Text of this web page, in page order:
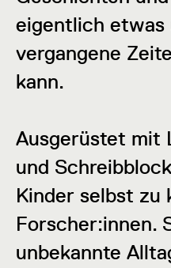
eigentlich etwas
vergangene
kann.
Ausgerüstet mit
und
Kinder selbst zu
Forscher:innen.
unbekannte